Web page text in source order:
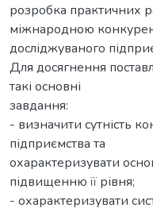
розробка практичних
міжнародною
досліджуваного
Для досягнення
такі основні
завдання:
- визначити сутність
підприємства та
охарактеризувати
підвищенню її рівня;
- охарактеризувати